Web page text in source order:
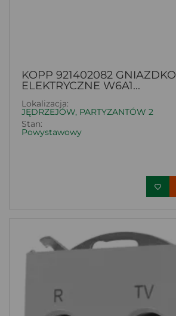
KOPP 921402082 GNIAZDKO
ELEKTRYCZNE W6A1...
Lokalizacja:
JĘDRZEJÓW, PARTYZANTÓW 2
Stan:
Powystawowy